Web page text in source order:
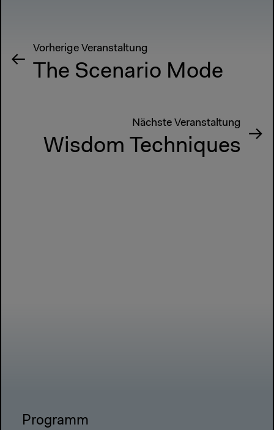
Vorherige Veranstaltung
The Scenario Mode
Nächste Veranstaltung
Wisdom Techniques
Programm